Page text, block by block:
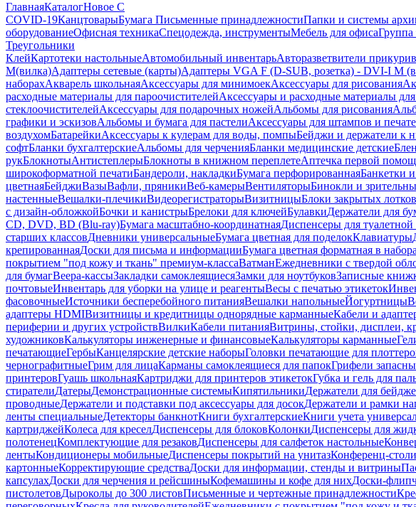
ГлавнаяКаталогНовое С
COVID-19КанцтоварыБумага Письменные принадлежностиПапки и системы
оборудованиеОфисная техникаСпецодежда, инструментыМебель для офисаГруппа
Треугольники
КлейКартотеки настольныеАвтомобильный инвентарьАвторазветвители
M(вилка)Адаптеры сетевые (карты)Адаптеры VGA F (D-SUB, розетка) - DVI-I M
наборахАкварель школьнаяАксессуары для минимоекАксессуары для рисования
расходные материалы для пароочистителейАксессуары и расходные материалы
стеклоочистителейАксессуары для подарочных ножейАльбомы для рисования
графики и эскизовАльбомы и бумага для пастелиАксессуары для штампов и
воздухомБатарейкиАксессуары к кулерам для воды, помпыБейджи и держатели к
софтБланки бухгалтерскиеАльбомы для черченияБланки медицинские детские
рукБлокнотыАнтистеплерыБлокноты в книжном переплетеАптечка первой
широкоформатной печатиБандероли, накладкиБумага перфорированнаяБанкетки
цветнаяБейджиВазыВафли, пряникиВеб-камерыВентиляторыБинокли и
настенныеВешалки-плечикиВидеорегистраторыВизитницыБлоки закрытых
с дизайн-обложкойБочки и канистрыБрелоки для ключейБулавкиДержатели для
CD, DVD, BD (Blu-ray)Бумага масштабно-координатнаяДиспенсеры для
старших классовДневники универсальныеБумага цветная для поделокКлавиатуры
крепированнаяДоски для письма и информацииБумага цветная форматная в
покрытием "под кожу и ткань" премиум-классаВатманЕжедневники с твердой
для бумагВеера-кассыЗакладки самоклеящиесяЗамки для ноутбуковЗаписные
почтовыеИнвентарь для уборки на улице и реагентыВесы с печатью этикеток
фасовочныеИсточники бесперебойного питанияВешалки напольныеЙогуртницы
адаптеры HDMIВизитницы и кредитницы однорядные карманныеКабели и
периферии и других устройствВилкиКабели питанияВитрины, стойки, дисплеи,
художниковКалькуляторы инженерные и финансовыеКалькуляторы карманные
печатающиеГербыКанцелярские детские наборыГоловки печатающие для
чернографитныеГрим для лицаКарманы самоклеящиеся для папокГрифели
принтеровГуашь школьнаяКартриджи для принтеров этикетокГубка и гель для
стирателиДатерыДемонстрационные системыКипятильникиДержатели для
проводныеДержатели и подставки под аксессуары для досокДержатели и рамки
ленты специальныеДетекторы банкнотКниги бухгалтерскиеКниги учета
картриджейКолеса для креселДиспенсеры для блоковКолонкиДиспенсеры для
полотенецКомплектующие для резаковДиспенсеры для салфеток настольные
лентыКондиционеры мобильныеДиспенсеры покрытий на унитазКонференц-
картонныеКорректирующие средстваДоски для информации, стенды и витрины
капсулахДоски для черчения и рейсшиныКофемашины и кофе для нихДоски-
пистолетовДыроколы до 300 листовПисьменные и чертежные принадлежности